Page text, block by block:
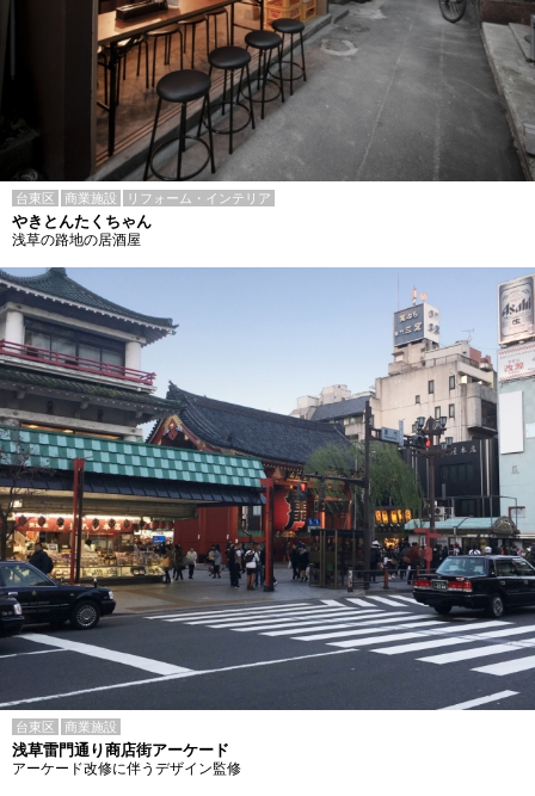
台東区 商業施設 リフォーム・インテリア
やきとんたくちゃん
浅草の路地の居酒屋
台東区 商業施設
浅草雷門通り商店街アーケード
アーケード改修に伴うデザイン監修